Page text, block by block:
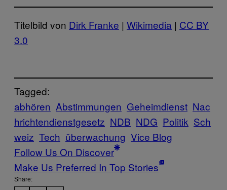
Titelbild von Dirk Franke | Wikimedia | CC BY
3.0
Tagged:
abhören Abstimmungen Geheimdienst Nac
hrichtendienstgesetz NDB NDG Politik Sch
weiz Tech überwachung Vice Blog
Follow Us On Discover
Make Us Preferred In Top Stories
Share: